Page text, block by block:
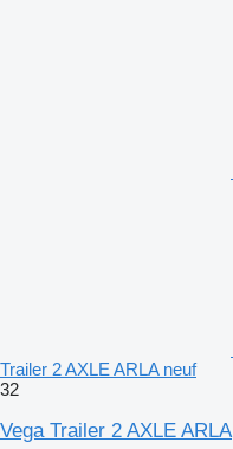
Trailer 2 AXLE ARLA neuf
32
Vega Trailer 2 AXLE ARLA